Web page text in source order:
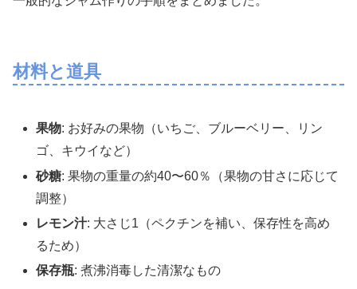
材料と道具
果物: お好みの果物（いちご、ブルーベリー、リン
ゴ、キウイなど）
砂糖: 果物の重量の約40〜60％（果物の甘さに応じて
調整）
レモン汁: 大さじ1（ペクチンを補い、保存性を高め
るため）
保存瓶: 煮沸消毒した清潔なもの